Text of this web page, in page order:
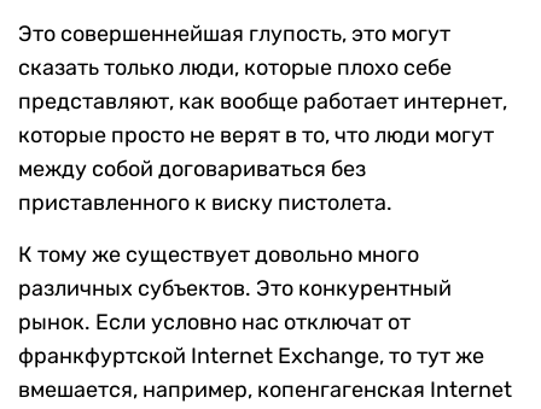
Это совершеннейшая глупость, это могут
сказать только люди, которые плохо себе
представляют, как вообще работает интернет,
которые просто не верят в то, что люди могут
между собой договариваться без
приставленного к виску пистолета.
К тому же существует довольно много
различных субъектов. Это конкурентный
рынок. Если условно нас отключат от
франкфуртской Internet Exchange, то тут же
вмешается, например, копенгагенская Internet